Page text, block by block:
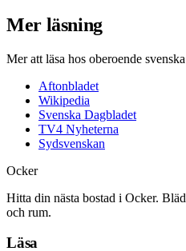
Mer läsning
Mer att läsa hos oberoende
Aftonbladet
Wikipedia
Svenska Dagbladet
TV4 Nyheterna
Sydsvenskan
Ocker
Hitta din nästa bostad i Ocker.
och rum.
Läsa